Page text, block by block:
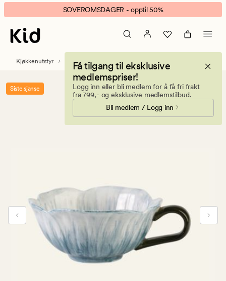
Belinda
kopp
mørk
blå
banner.
Klikk
ESCAPE
pause.
SOVEROMSDAGER - opptil 50%
Få tilgang til eksklusive
medlemspriser!
Logg inn eller bli medlem for å få fri frakt
fra 799,- og eksklusive medlemstilbud.
Bli medlem / Logg inn
Kjøkkenutstyr Servise Kopper og krus
Siste sjanse